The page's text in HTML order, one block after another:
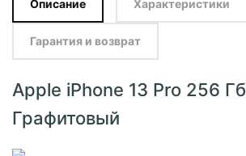
Описание Характеристики
Гарантия и возврат
Apple iPhone 13 Pro 256 Гб
Графитовый